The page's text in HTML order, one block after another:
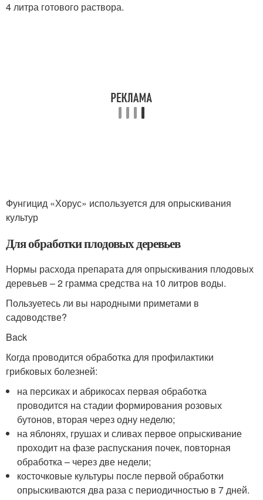
4 литра готового раствора.
Фунгицид «Хорус» используется для опрыскивания
культур
Для обработки плодовых деревьев
Нормы расхода препарата для опрыскивания плодовых
деревьев – 2 грамма средства на 10 литров воды.
Пользуетесь ли вы народными приметами в
садоводстве?
Back
Когда проводится обработка для профилактики
грибковых болезней:
на персиках и абрикосах первая обработка
проводится на стадии формирования розовых
бутонов, вторая через одну неделю;
на яблонях, грушах и сливах первое опрыскивание
проходит на фазе распускания почек, повторная
обработка – через две недели;
косточковые культуры после первой обработки
опрыскиваются два раза с периодичностью в 7 дней.